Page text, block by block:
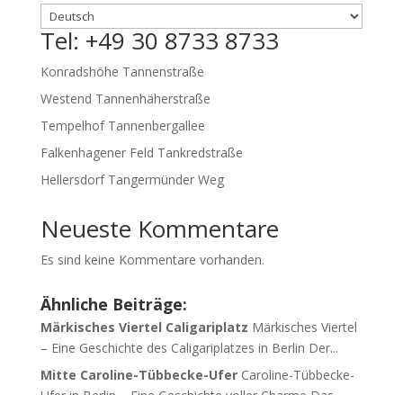
Tel: +49 30 8733 8733
Konradshöhe Tannenstraße
Westend Tannenhäherstraße
Tempelhof Tannenbergallee
Falkenhagener Feld Tankredstraße
Hellersdorf Tangermünder Weg
Neueste Kommentare
Es sind keine Kommentare vorhanden.
Ähnliche Beiträge:
Märkisches Viertel Caligariplatz Märkisches Viertel
– Eine Geschichte des Caligariplatzes in Berlin Der...
Mitte Caroline-Tübbecke-Ufer Caroline-Tübbecke-